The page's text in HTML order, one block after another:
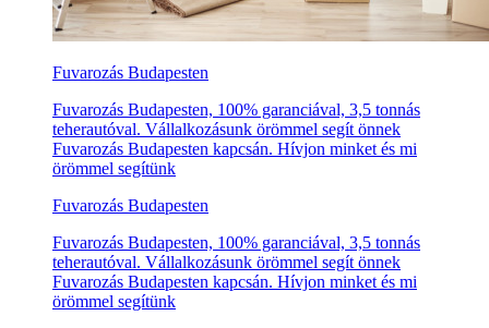
Fuvarozás Budapesten
Fuvarozás Budapesten, 100% garanciával, 3,5 tonnás
teherautóval. Vállalkozásunk örömmel segít önnek
Fuvarozás Budapesten kapcsán. Hívjon minket és mi
örömmel segítünk
Fuvarozás Budapesten
Fuvarozás Budapesten, 100% garanciával, 3,5 tonnás
teherautóval. Vállalkozásunk örömmel segít önnek
Fuvarozás Budapesten kapcsán. Hívjon minket és mi
örömmel segítünk